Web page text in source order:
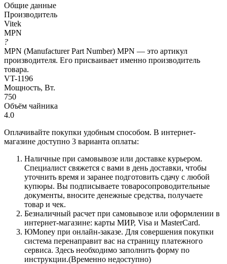
Общие данные
Производитель
Vitek
MPN
?
MPN (Manufacturer Part Number) MPN — это артикул
производителя. Его присваивает именно производитель
товара.
VT-1196
Мощность, Вт.
750
Объём чайника
4.0
Оплачивайте покупки удобным способом. В интернет-
магазине доступно 3 варианта оплаты:
Наличные при самовывозе или доставке курьером.
Специалист свяжется с вами в день доставки, чтобы
уточнить время и заранее подготовить сдачу с любой
купюры. Вы подписываете товаросопроводительные
документы, вносите денежные средства, получаете
товар и чек.
Безналичный расчет при самовывозе или оформлении в
интернет-магазине: карты МИР, Visa и MasterCard.
ЮMoney при онлайн-заказе. Для совершения покупки
система перенаправит вас на страницу платежного
сервиса. Здесь необходимо заполнить форму по
инструкции.(Временно недоступно)